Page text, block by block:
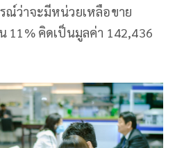
ณ์ว่าจะมีหน่วยเหลือขาย
11% คิดเป็นมูลค่า 142,436